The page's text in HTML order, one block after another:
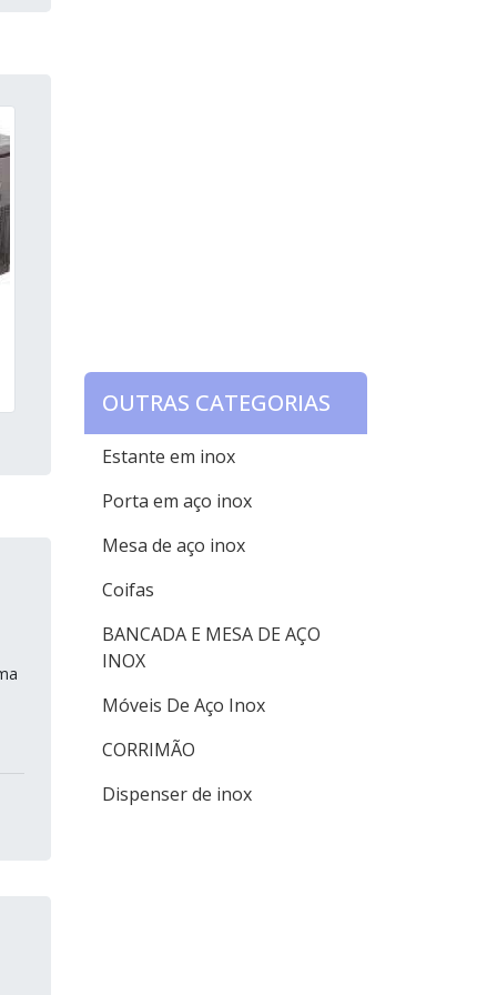
OUTRAS CATEGORIAS
Estante em inox
Porta em aço inox
Mesa de aço inox
Coifas
BANCADA E MESA DE AÇO
INOX
Móveis De Aço Inox
CORRIMÃO
Dispenser de inox